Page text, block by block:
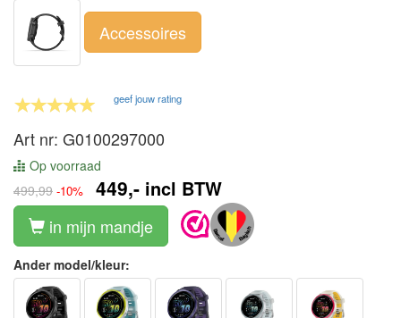
Accessoires
geef jouw rating
Art nr: G0100297000
Op voorraad
499,99 -10% 449,- incl BTW
in mijn mandje
Ander model/kleur: